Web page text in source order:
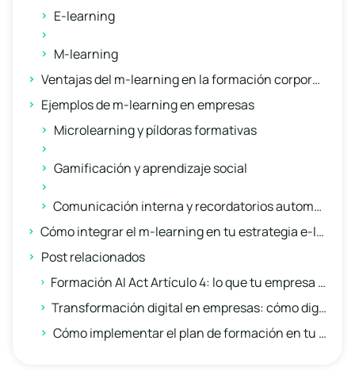
E-learning
M-learning
Ventajas del m-learning en la formación corporativa
Ejemplos de m-learning en empresas
Microlearning y píldoras formativas
Gamificación y aprendizaje social
Comunicación interna y recordatorios automatizados
Cómo integrar el m-learning en tu estrategia e-learning
Post relacionados
Formación AI Act Artículo 4: lo que tu empresa debe hacer ya para cumplir el reglamento IA
Transformación digital en empresas: cómo digitalizar la formación de tu equipo
Cómo implementar el plan de formación en tu empresa